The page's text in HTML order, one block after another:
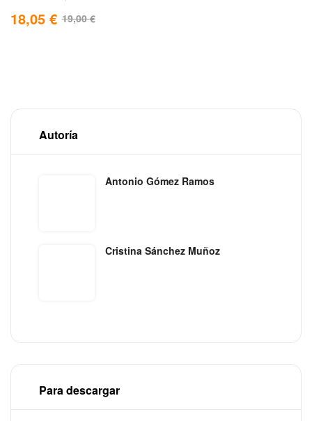
19,00€
18,05 €
Autoría
Antonio Gómez Ramos
Cristina Sánchez Muñoz
Para descargar